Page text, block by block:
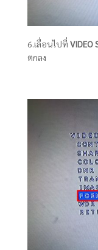
6.เลื่อนไปที่ VIDEO
ตกลง